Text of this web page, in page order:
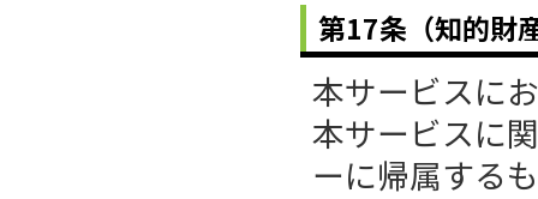
第17条（知的財
本サービスに
本サービスに
ーに帰属する